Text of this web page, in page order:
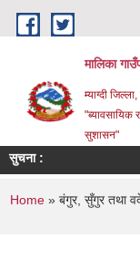
Skip to main content
मालिका
म्याग्दी
"ब्यावसायिक
सुशासन"
सुचना :
You are
Home » बंगुर, सुँगुर तथा